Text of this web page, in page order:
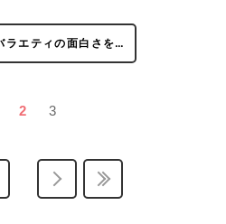
ラエティの面白さを…
2 3